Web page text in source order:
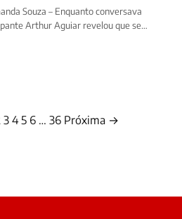
Souza – Enquanto conversava
Arthur Aguiar revelou que se…
3 4 5 6 … 36 Próxima →